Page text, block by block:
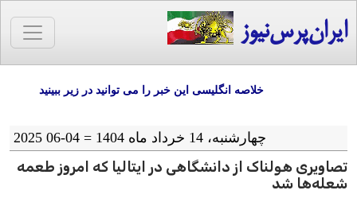
ایران‌پرس‌نیوز
خلاصه انگلیسی این خبر را می توانید در زیر ببینید
چهارشنبه، 14 خرداد ماه 1404 = 04-06 2025
تصاویری هولناک از دانشگاهی در ایتالیا که امروز طعمه
شعله‌ها شد